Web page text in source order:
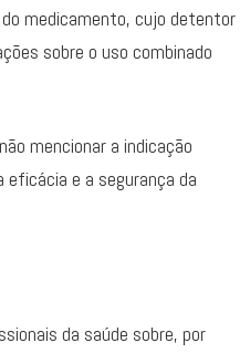
medicamento, cujo detentor
sobre o uso combinado
mencionar a indicação
eficácia e a segurança da
da saúde sobre, por